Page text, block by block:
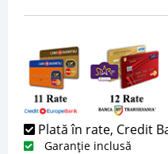
Plată în rate, Credit
Garanție inclusă